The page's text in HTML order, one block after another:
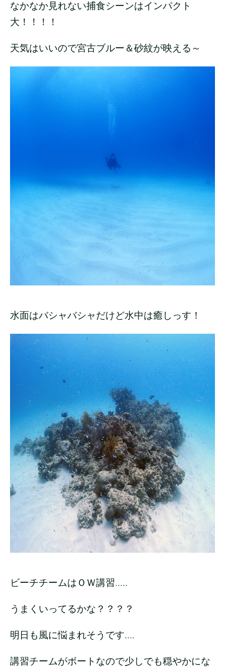
なかなか見れない捕食シーンはインパクト
大！！！！
天気はいいので宮古ブルー＆砂紋が映える～
水面はバシャバシャだけど水中は癒しっす！
ビーチチームはＯＷ講習.....
うまくいってるかな？？？？
明日も風に悩まれそうです....
講習チームがボートなので少しでも穏やかにな